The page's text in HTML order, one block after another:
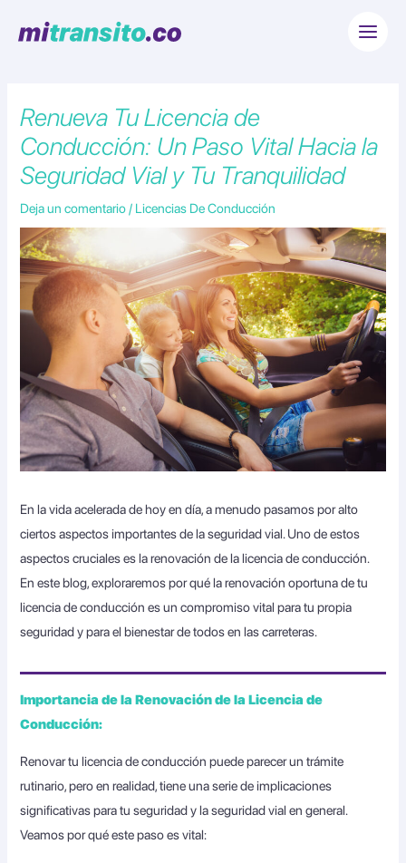
Renueva Tu Licencia de
Conducción: Un Paso Vital Hacia la
Seguridad Vial y Tu Tranquilidad
Deja un comentario/ Licencias De Conducción
En la vida acelerada de hoy en día, a menudo pasamos por alto
ciertos aspectos importantes de la seguridad vial. Uno de estos
aspectos cruciales es la renovación de la licencia de conducción.
En este blog, exploraremos por qué la renovación oportuna de tu
licencia de conducción es un compromiso vital para tu propia
seguridad y para el bienestar de todos en las carreteras.
Importancia de la Renovación de la Licencia de
Conducción:
Renovar tu licencia de conducción puede parecer un trámite
rutinario, pero en realidad, tiene una serie de implicaciones
significativas para tu seguridad y la seguridad vial en general.
Veamos por qué este paso es vital: